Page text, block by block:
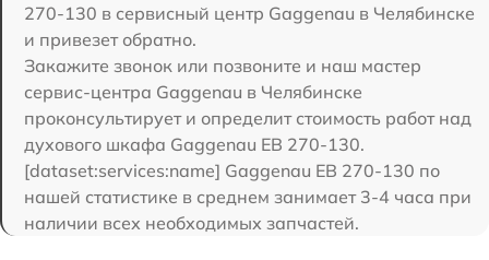
270-130 в сервисный центр Gaggenau в Челябинске
и привезет обратно.
Закажите звонок или позвоните и наш мастер
сервис-центра Gaggenau в Челябинске
проконсультирует и определит стоимость работ над
духового шкафа Gaggenau EB 270-130.
[dataset:services:name] Gaggenau EB 270-130 по
нашей статистике в среднем занимает 3-4 часа при
наличии всех необходимых запчастей.